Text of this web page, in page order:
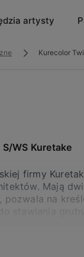
artysty
Kurecolor
WS Kuretake
firmy
Mają
pozwala na
pozwalający